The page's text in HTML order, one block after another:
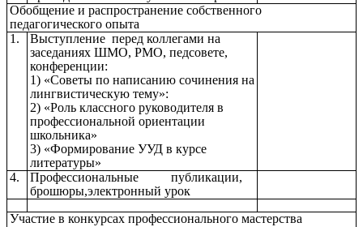
Обобщение и распространение собственного
педагогического опыта
1.
Выступление перед коллегами на
заседаниях ШМО, РМО, педсовете,
конференции:
1) «Советы по написанию сочинения на
лингвистическую тему»:
2) «Роль классного руководителя в
профессиональной ориентации
школьника»
3) «Формирование УУД в курсе
литературы»
4.
Профессиональные публикации,
брошюры,электронный урок
Участие в конкурсах профессионального мастерства